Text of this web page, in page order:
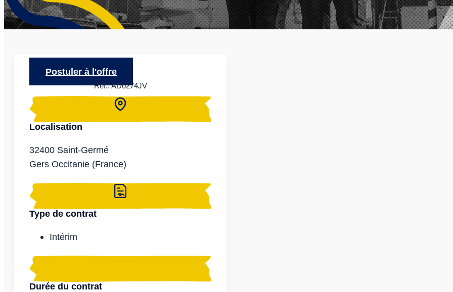
Postuler à l'offre
Ref.: AD0274JV
Localisation
32400 Saint-Germé
Gers Occitanie (France)
Type de contrat
Intérim
Durée du contrat